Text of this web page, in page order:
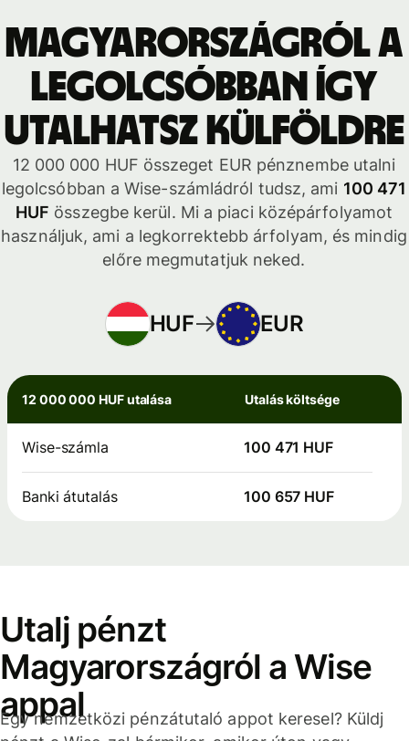
Magyarországról a
legolcsóbban így
utalhatsz külföldre
12 000 000 HUF összeget EUR pénznembe utalni
legolcsóbban a Wise-számládról tudsz, ami 100 471
HUF összegbe kerül. Mi a piaci középárfolyamot
használjuk, ami a legkorrektebb árfolyam, és mindig
előre megmutatjuk neked.
HUF EUR
12 000 000 HUF utalása Utalás költsége
Wise-számla 100 471 HUF
Banki átutalás 100 657 HUF
Utalj pénzt
Magyarországról a Wise
appal
Egy nemzetközi pénzátutaló appot keresel? Küldj